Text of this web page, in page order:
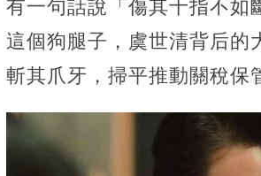
有一句話說「傷其十指不如
這個狗腿子，虞世清背后的
斬其爪牙，掃平推動關稅保